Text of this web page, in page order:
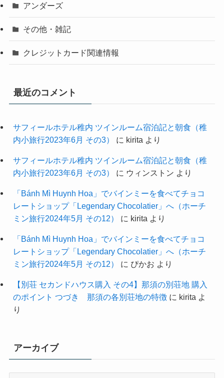
アンダーズ
その他・雑記
クレジットカード関連情報
最近のコメント
サフィールホテル稚内 ツインルーム宿泊記と朝食（稚
内小旅行2023年6月 その3）
に kirita より
サフィールホテル稚内 ツインルーム宿泊記と朝食（稚
内小旅行2023年6月 その3）
に ウィンストン より
「Bánh Mì Huynh Hoa」でバインミーを食べてチョコ
レートショップ「Legendary Chocolatier」へ（ホーチ
ミン旅行2024年5月 その12）
に kirita より
「Bánh Mì Huynh Hoa」でバインミーを食べてチョコ
レートショップ「Legendary Chocolatier」へ（ホーチ
ミン旅行2024年5月 その12）
に ぴかお より
【別荘 セカンドハウス購入 その4】那須の別荘地 購入
のポイント つづき 那須の各別荘地の特徴に kirita よ
り
アーカイブ